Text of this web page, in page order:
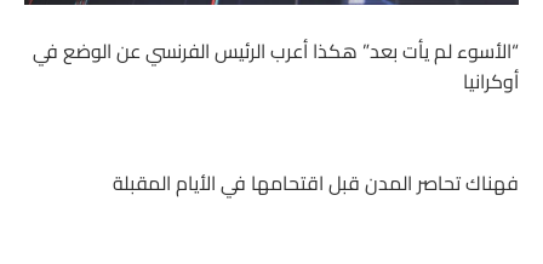
“الأسوء لم يأت بعد” هكذا أعرب الرئيس الفرنسي عن الوضع في
أوكرانيا
فهناك تحاصر المدن قبل اقتحامها في الأيام المقبلة